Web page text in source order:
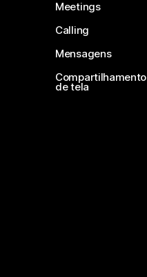
Meetings
Calling
Mensagens
Compartilhamento
de tela